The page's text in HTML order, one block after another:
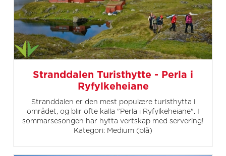
Stranddalen Turisthytte - Perla i
Ryfylkeheiane
Stranddalen er den mest populære turisthytta i
området, og blir ofte kalla "Perla i Ryfylkeheiane". I
sommarsesongen har hytta vertskap med servering!
Kategori: Medium (blå)